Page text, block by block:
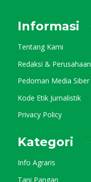
Informasi
Tentang Kami
Redaksi & Perusahaan
Pedoman Media Siber
Kode Etik Jurnalistik
Privacy Policy
Kategori
Info Agraris
Tani Pangan